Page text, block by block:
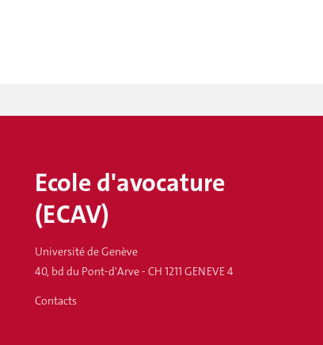
Ecole d'avocature
(ECAV)
Université de Genève
40, bd du Pont-d'Arve - CH 1211 GENEVE 4
Contacts